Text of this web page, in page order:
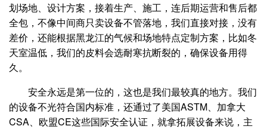
划场地、设计方案，接着生产、施工，连后期运营和售后都
全包，不像中间商只卖设备不管落地，我们直接对接，没有
差价，还能根据黑龙江的气候和场地特点定制方案，比如冬
天室温低，我们的皮料会选耐寒抗断裂的，确保设备用得
久。
安全永远是第一位的，这也是我们最较真的地方。我们
的设备不光符合国内标准，还通过了美国ASTM、加拿大
CSA、欧盟CE这些国际安全认证，就拿拓展设备来说，主